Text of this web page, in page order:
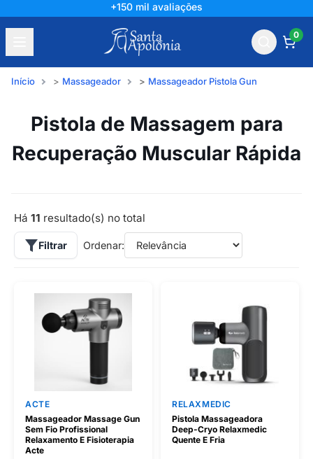
+150 mil avaliações
0
Início Massageador Massageador Pistola Gun
Pistola de Massagem para
Recuperação Muscular Rápida
Há 11 resultado(s) no total
Filtrar Ordenar:
ACTE
Massageador Massage Gun
Sem Fio Profissional
Relaxamento E Fisioterapia
Acte
RELAXMEDIC
Pistola Massageadora
Deep-Cryo Relaxmedic
Quente E Fria